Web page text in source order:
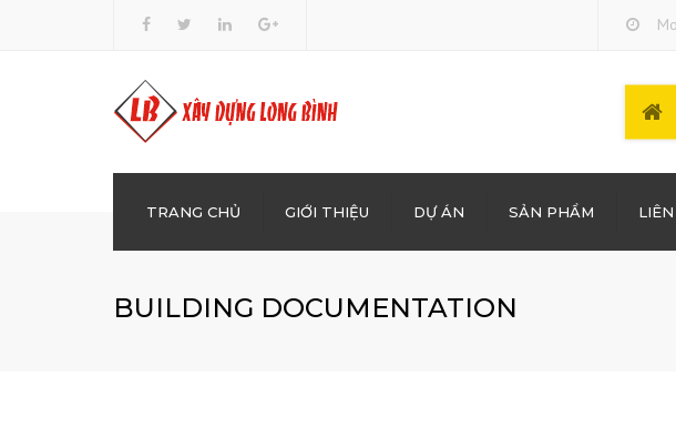
TRANG CHỦ GIỚI THIỆU DỰ ÁN SẢN PHẨM
BÊ TÔNG THƯƠNG PHẨM
BUILDING DOCUMENTATION